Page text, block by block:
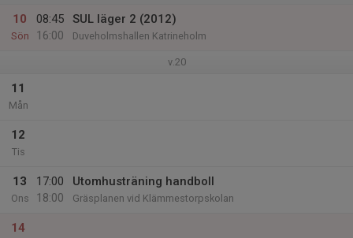
10
Sön
08:45
16:00
SUL läger 2 (2012)
Duveholmshallen Katrineholm
v.20
11
Mån
12
Tis
13
Ons
17:00
18:00
Utomhusträning handboll
Gräsplanen vid Klämmestorpskolan
14